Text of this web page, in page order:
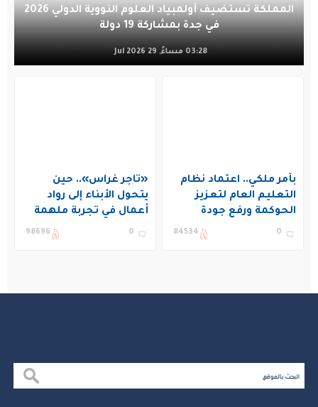
المملكة تستضيف أولمبياد العلوم النووية الدولي 2026
في جدة بمشاركة 19 دولة
03:28 مساءً, 29 Jul 2026
بأمر ملكي.. اعتماد نظام
التعليم العام لتعزيز
الحوكمة ورفع جودة
التعليم في المملكة
0
84534
«تاجر غراس».. حين
يتحول الأبناء إلى رواد
أعمال في تجربة ملهمة
بنادي غراس الصيفي
0
98696